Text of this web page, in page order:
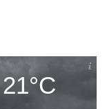
21°C